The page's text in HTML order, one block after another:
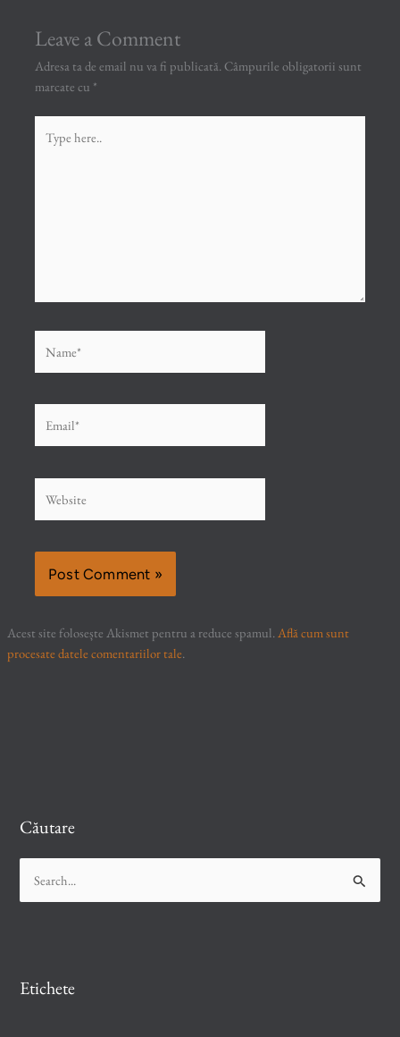
Leave a Comment
Adresa ta de email nu va fi publicată. Câmpurile obligatorii sunt
marcate cu *
here..
Acest site folosește Akismet pentru a reduce spamul.Află cum sunt
procesate datele comentariilor tale.
Căutare
e
h
Etichete